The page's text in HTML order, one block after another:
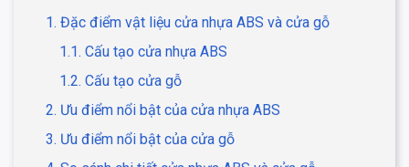
1. Đặc điểm vật liệu cửa nhựa ABS và cửa gỗ
1.1. Cấu tạo cửa nhựa ABS
1.2. Cấu tạo cửa gỗ
2. Ưu điểm nổi bật của cửa nhựa ABS
3. Ưu điểm nổi bật của cửa gỗ